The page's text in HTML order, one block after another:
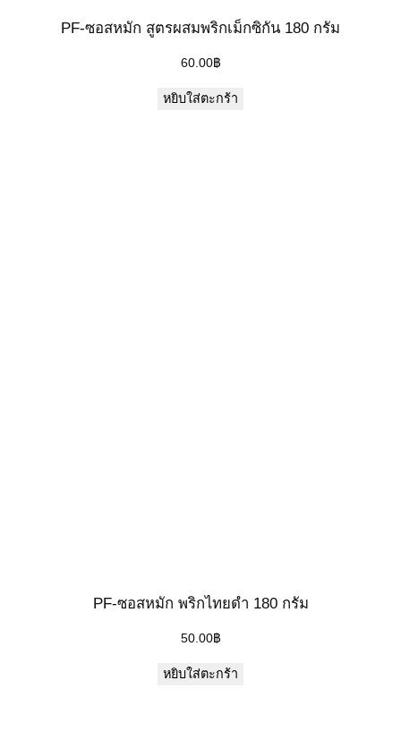
PF-ซอสหมัก สูตรผสมพริกเม็กซิกัน 180 กรัม
60.00฿
หยิบใส่ตะกร้า
PF-ซอสหมัก พริกไทยดำ 180 กรัม
50.00฿
หยิบใส่ตะกร้า